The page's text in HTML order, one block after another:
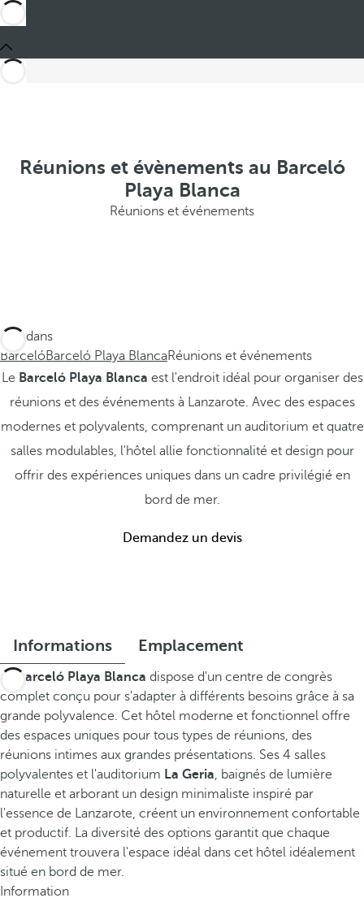
Réunions et évènements au Barceló
Playa Blanca
Réunions et événements
Ces dans
BarcelóBarceló Playa BlancaRéunions et événements
Le Barceló Playa Blanca est l'endroit idéal pour organiser des
réunions et des événements à Lanzarote. Avec des espaces
modernes et polyvalents, comprenant un auditorium et quatre
salles modulables, l'hôtel allie fonctionnalité et design pour
offrir des expériences uniques dans un cadre privilégié en
bord de mer.
Demandez un devis
Informations Emplacement
Le Barceló Playa Blanca dispose d'un centre de congrès
complet conçu pour s'adapter à différents besoins grâce à sa
grande polyvalence. Cet hôtel moderne et fonctionnel offre
des espaces uniques pour tous types de réunions, des
réunions intimes aux grandes présentations. Ses 4 salles
polyvalentes et l'auditorium La Geria, baignés de lumière
naturelle et arborant un design minimaliste inspiré par
l'essence de Lanzarote, créent un environnement confortable
et productif. La diversité des options garantit que chaque
événement trouvera l'espace idéal dans cet hôtel idéalement
situé en bord de mer.
Information